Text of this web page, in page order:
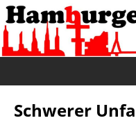
Schwerer